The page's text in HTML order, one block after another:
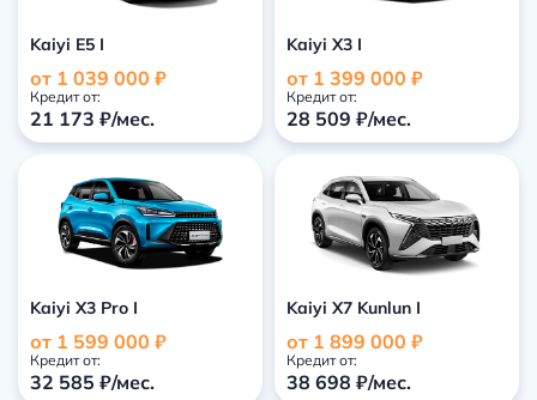
Kaiyi E5 I
от 1 039 000 ₽
Кредит от:
21 173 ₽/мес.
Kaiyi X3 I
от 1 399 000 ₽
Кредит от:
28 509 ₽/мес.
Kaiyi X3 Pro I
от 1 599 000 ₽
Кредит от:
32 585 ₽/мес.
Kaiyi X7 Kunlun I
от 1 899 000 ₽
Кредит от:
38 698 ₽/мес.